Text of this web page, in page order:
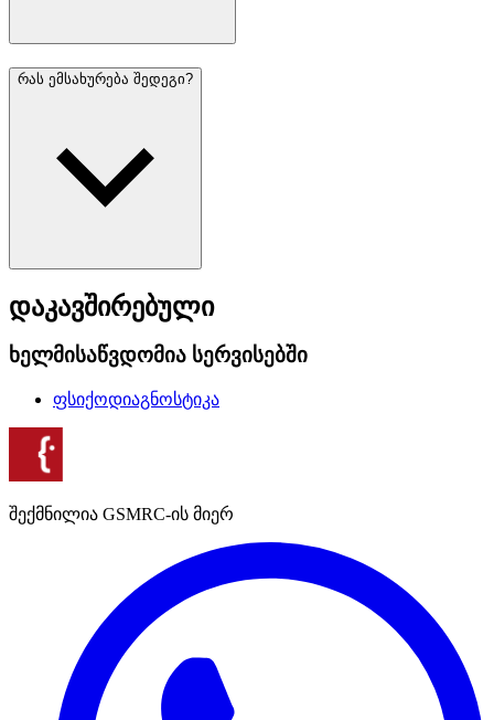
რას ემსახურება შედეგი?
დაკავშირებული
ხელმისაწვდომია სერვისებში
ფსიქოდიაგნოსტიკა
შექმნილია GSMRC-ის მიერ